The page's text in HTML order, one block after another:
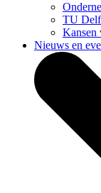
TU
Kansen
Nieuws en